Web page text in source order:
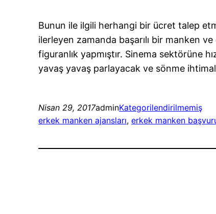
Bunun ile ilgili herhangi bir ücret talep
ilerleyen zamanda başarılı bir manken
figuranlık yapmıştır. Sinema sektörüne
yavaş yavaş parlayacak ve sönme
Nisan 29, 2017adminKategorilendirilmemiş
erkek manken ajansları, erkek manken